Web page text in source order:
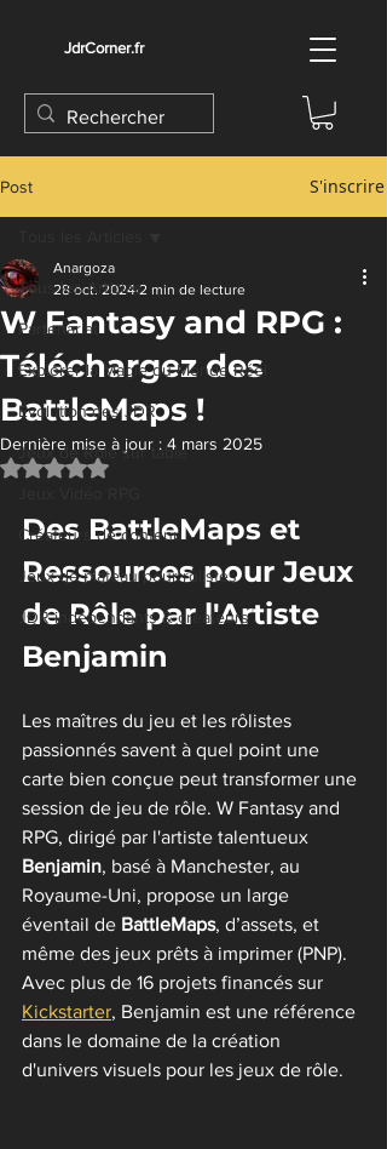
JdrCorner.fr
Post S'inscrire
Tous les Articles
Partenariat
Explorer la Magie du Monde Réel
Évolution des JDR
Jeux de Rôle sur table
Créateurs de contenu
Jeux de plateau pour rôlistes
JDR indépendants & créateurs
W Fantasy and RPG :
Téléchargez des
BattleMaps !
Anargoza
28 oct. 2024 2 min de lecture
Dernière mise à jour : 4 mars 2025
Noté NaN étoiles sur 5.
Des BattleMaps et
Ressources pour Jeux
de Rôle par l'Artiste
Benjamin
Les maîtres du jeu et les rôlistes
passionnés savent à quel point une
carte bien conçue peut transformer une
session de jeu de rôle. W Fantasy and
RPG, dirigé par l'artiste talentueux
Benjamin, basé à Manchester, au
Royaume-Uni, propose un large
éventail de BattleMaps, d’assets, et
même des jeux prêts à imprimer (PNP).
Avec plus de 16 projets financés sur
Kickstarter, Benjamin est une référence
dans le domaine de la création
d'univers visuels pour les jeux de rôle.